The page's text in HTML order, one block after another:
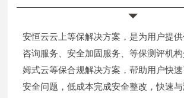
安恒云云上等保解决方案，是为用户提
咨询服务、安全加固服务、等保测评机
姆式云等保合规解决方案，帮助用户快
安全问题，低成本完成安全整改，快速